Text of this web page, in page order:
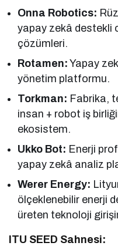
Onna Robotics:
yapay zekâ destekli
çözümleri.
Rotamen: Yapay
yönetim platformu.
Torkman: Fabrika,
insan + robot iş
ekosistem.
Ukko Bot: Enerji
yapay zekâ analiz
Werer Energy:
ölçeklenebilir enerji
üreten teknoloji
ITU SEED Sahnesi: